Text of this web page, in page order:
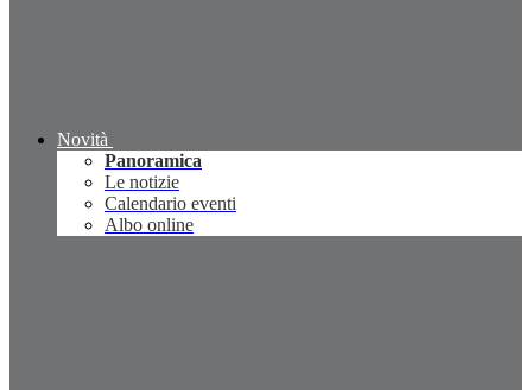
Novità
Panoramica
Le notizie
Calendario eventi
Albo online